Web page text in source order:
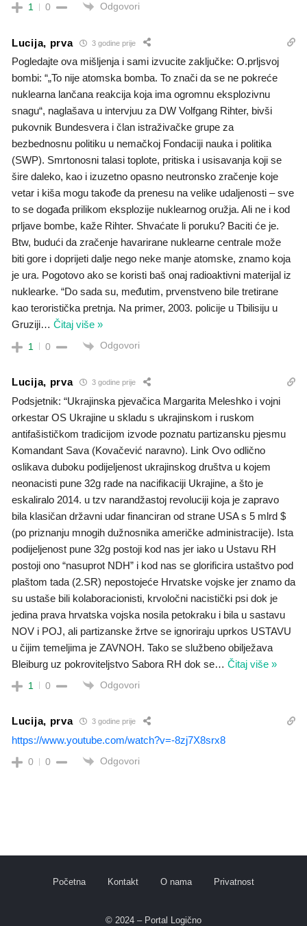
1 0 Odgovori
Lucija, prva 3 godine prije
Pogledajte ova mišljenja i sami izvucite zaključke: O.prljsvoj
bombi: “„To nije atomska bomba. To znači da se ne pokreće
nuklearna lančana reakcija koja ima ogromnu eksplozivnu
snagu“, naglašava u intervjuu za DW Volfgang Rihter, bivši
pukovnik Bundesvera i član istraživačke grupe za
bezbednosnu politiku u nemačkoj Fondaciji nauka i politika
(SWP). Smrtonosni talasi toplote, pritiska i usisavanja koji se
šire daleko, kao i izuzetno opasno neutronsko zračenje koje
vetar i kiša mogu takođe da prenesu na velike udaljenosti – sve
to se događa prilikom eksplozije nuklearnog oružja. Ali ne i kod
prljave bombe, kaže Rihter. Shvaćate li poruku? Baciti će je.
Btw, budući da zračenje havarirane nuklearne centrale može
biti gore i doprijeti dalje nego neke manje atomske, znamo koja
je ura. Pogotovo ako se koristi baš onaj radioaktivni materijal iz
nuklearke. “Do sada su, međutim, prvenstveno bile tretirane
kao teroristička pretnja. Na primer, 2003. policije u Tbilisiju u
Gruziji… Čitaj više »
1 0 Odgovori
Lucija, prva 3 godine prije
Podsjetnik: “Ukrajinska pjevačica Margarita Meleshko i vojni
orkestar OS Ukrajine u skladu s ukrajinskom i ruskom
antifašističkom tradicijom izvode poznatu partizansku pjesmu
Komandant Sava (Kovačević naravno). Link Ovo odlično
oslikava duboku podijeljenost ukrajinskog društva u kojem
neonacisti pune 32g rade na nacifikaciji Ukrajine, a što je
eskaliralo 2014. u tzv narandžastoj revoluciji koja je zapravo
bila klasičan državni udar financiran od strane USA s 5 mlrd $
(po priznanju mnogih dužnosnika američke administracije). Ista
podijeljenost pune 32g postoji kod nas jer iako u Ustavu RH
postoji ono “nasuprot NDH” i kod nas se glorificira ustaštvo pod
plaštom tada (2.SR) nepostojeće Hrvatske vojske jer znamo da
su ustaše bili kolaboracionisti, krvoločni nacistički psi dok je
jedina prava hrvatska vojska nosila petokraku i bila u sastavu
NOV i POJ, ali partizanske žrtve se ignoriraju uprkos USTAVU
u čijim temeljima je ZAVNOH. Tako se službeno obilježava
Bleiburg uz pokroviteljstvo Sabora RH dok se… Čitaj više »
1 0 Odgovori
Lucija, prva 3 godine prije
https://www.youtube.com/watch?v=-8zj7X8srx8
0 0 Odgovori
Početna Kontakt O nama Privatnost
© 2024 – Portal Logično